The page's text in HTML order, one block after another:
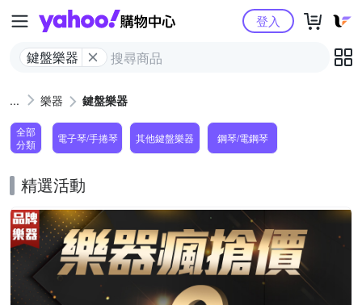
Yahoo購物中心
鍵盤樂器
登入
樂器 鍵盤樂器
全部
分類
電子琴/手捲琴 其他鍵盤樂器 鋼琴/電鋼琴
精選活動